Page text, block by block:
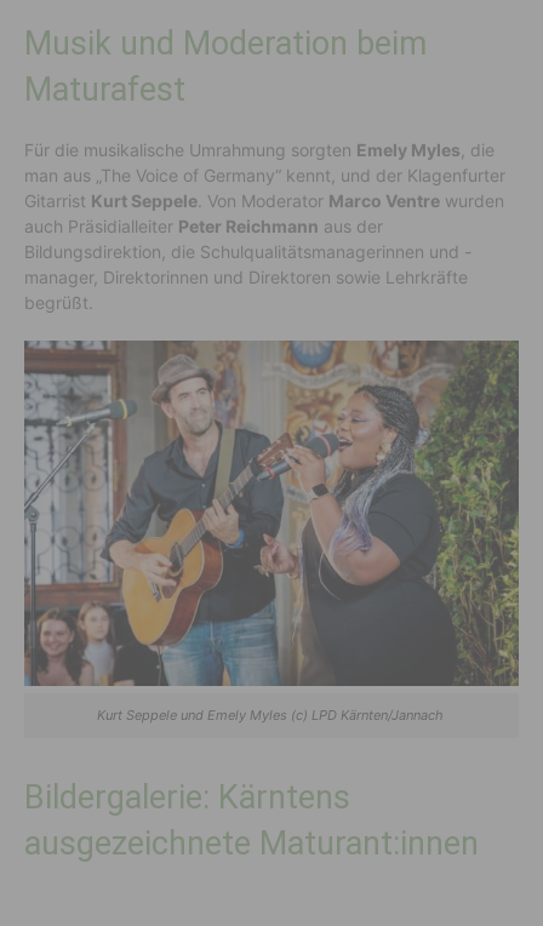
Musik und Moderation beim
Maturafest
Für die musikalische Umrahmung sorgten Emely Myles , die
man aus „The Voice of Germany“ kennt, und der Klagenfurter
Gitarrist Kurt Seppele . Von Moderator Marco Ventre wurden
auch Präsidialleiter Peter Reichmann aus der
Bildungsdirektion, die Schulqualitätsmanagerinnen und -
manager, Direktorinnen und Direktoren sowie Lehrkräfte
begrüßt.
Kurt Seppele und Emely Myles (c) LPD Kärnten/Jannach
Bildergalerie: Kärntens
ausgezeichnete Maturant:innen